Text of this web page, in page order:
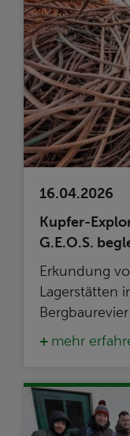
16.04.2026
Kupfer-
G.E.O.S.
Erkundung
Lagerstätten
Bergbaurevier
mehr